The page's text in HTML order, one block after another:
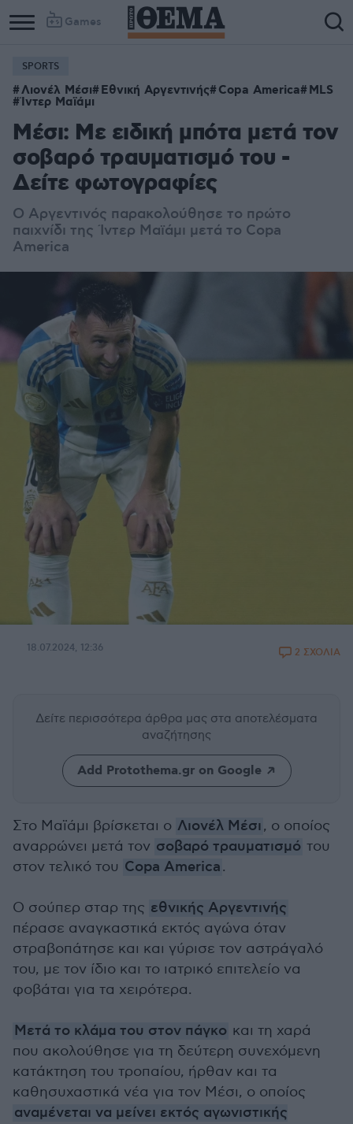
Games
SPORTS
Λιονέλ Μέσι Εθνική Αργεντινής Copa America MLS
Ίντερ Μαϊάμι
Μέσι: Με ειδική μπότα μετά τον
σοβαρό τραυματισμό του -
Δείτε φωτογραφίες
Ο Αργεντινός παρακολούθησε το πρώτο
παιχνίδι της Ίντερ Μαϊάμι μετά το Copa
America
18.07.2024, 12:36 2 ΣΧΟΛΙΑ
Δείτε περισσότερα άρθρα μας στα αποτελέσματα
αναζήτησης
Add Protothema.gr on Google
Στο Μαϊάμι βρίσκεται ο Λιονέλ Μέσι, ο οποίος
αναρρώνει μετά τον σοβαρό τραυματισμό του
στον τελικό του Copa America.
Ο σούπερ σταρ της εθνικής Αργεντινής
πέρασε αναγκαστικά εκτός αγώνα όταν
στραβοπάτησε και και γύρισε τον αστράγαλό
του, με τον ίδιο και το ιατρικό επιτελείο να
φοβάται για τα χειρότερα.
Μετά το κλάμα του στον πάγκο και τη χαρά
που ακολούθησε για τη δεύτερη συνεχόμενη
κατάκτηση του τροπαίου, ήρθαν και τα
καθησυχαστικά νέα για τον Μέσι, ο οποίος
αναμένεται να μείνει εκτός αγωνιστικής